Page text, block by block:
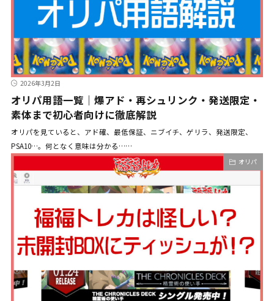
2026年3月2日
オリパ用語一覧｜爆アド・再シュリンク・発送限定・
素体まで初心者向けに徹底解説
オリパを見ていると、アド確、最低保証、ニブイチ、ゲリラ、発送限定、
PSA10…。何となく意味は分かる……
オリパ